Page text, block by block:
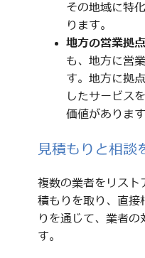
その地域に特
ります。
地方の営業拠
も、地方に営
す。地方に拠
したサービス
価値があります
見積もりと相談
複数の業者をリスト
積もりを取り、直接
りを通じて、業者の
す。